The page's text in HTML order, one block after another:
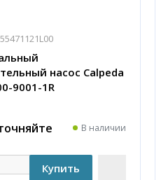
55471121L00
насос Calpeda
9001-1R
В наличии